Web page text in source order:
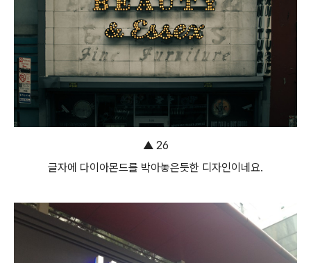
▲ 26
글자에 다이아몬드를 박아놓은듯한 디자인이네요.